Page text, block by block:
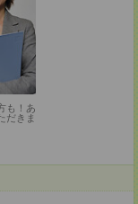
も！あ
だきま